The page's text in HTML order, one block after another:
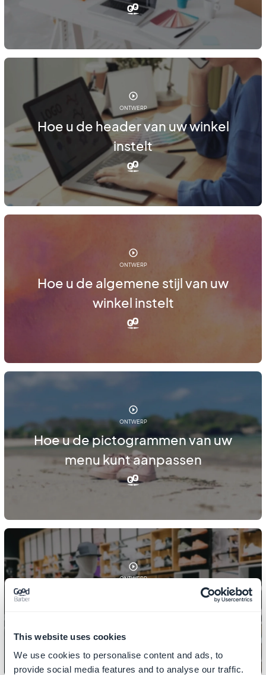
This website uses cookies
We use cookies to personalise content and ads, to
provide social media features and to analyse our traffic.
ONTWERP
Hoe u de header van uw winkel
instelt
ONTWERP
Hoe u de algemene stijl van uw
winkel instelt
ONTWERP
Hoe u de pictogrammen van uw
menu kunt aanpassen
ONTWERP
Hoe u de secties van uw winkel